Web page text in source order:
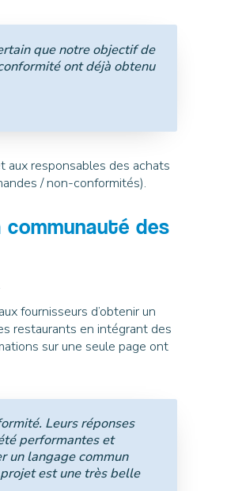
que notre objectif de
ont déjà obtenu
aux responsables des achats
/ non-conformités).
des
fournisseurs d’obtenir un
restaurants en intégrant des
sur une seule page ont
Leurs réponses
performantes et
un langage commun
est une très belle